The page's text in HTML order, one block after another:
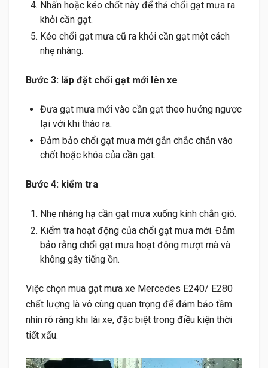
Nhấn hoặc kéo chốt này để thả chổi gạt mưa ra
khỏi cần gạt.
Kéo chổi gạt mưa cũ ra khỏi cần gạt một cách
nhẹ nhàng.
Bước 3: lắp đặt chổi gạt mới lên xe
Đưa gạt mưa mới vào cần gạt theo hướng ngược
lại với khi tháo ra.
Đảm bảo chổi gạt mưa mới gắn chắc chắn vào
chốt hoặc khóa của cần gạt.
Bước 4: kiểm tra
Nhẹ nhàng hạ cần gạt mưa xuống kính chắn gió.
Kiểm tra hoạt động của chổi gạt mưa mới. Đảm
bảo rằng chổi gạt mưa hoạt động mượt mà và
không gây tiếng ồn.
Việc chọn mua gạt mưa xe Mercedes E240/ E280
chất lượng là vô cùng quan trọng để đảm bảo tầm
nhìn rõ ràng khi lái xe, đặc biệt trong điều kiện thời
tiết xấu.